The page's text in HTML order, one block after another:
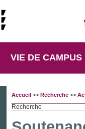
VIE DE CAMPUS
Accueil>> Recherche>>
Recherche